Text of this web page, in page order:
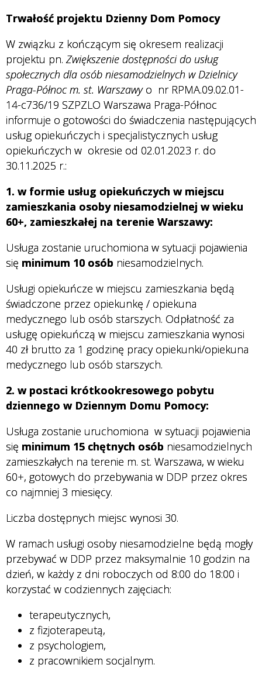
Trwałość projektu Dzienny Dom Pomocy
W związku z kończącym się okresem realizacji
projektu pn. Zwiększenie dostępności do usług
społecznych dla osób niesamodzielnych w Dzielnicy
Praga-Północ m. st. Warszawyo nr RPMA.09.02.01-
14-c736/19 SZPZLO Warszawa Praga-Północ
informuje o gotowości do świadczenia następujących
usług opiekuńczych i specjalistycznych usług
opiekuńczych w okresie od 02.01.2023 r. do
30.11.2025 r.:
1. w formie usług opiekuńczych w miejscu
zamieszkania osoby niesamodzielnej w wieku
60+, zamieszkałej na terenie Warszawy:
Usługa zostanie uruchomiona w sytuacji pojawienia
się minimum 10 osób niesamodzielnych.
Usługi opiekuńcze w miejscu zamieszkania będą
świadczone przez opiekunkę / opiekuna
medycznego lub osób starszych. Odpłatność za
usługę opiekuńczą w miejscu zamieszkania wynosi
40 zł brutto za 1 godzinę pracy opiekunki/opiekuna
medycznego lub osób starszych.
2. w postaci krótkookresowego pobytu
dziennego w Dziennym Domu Pomocy:
Usługa zostanie uruchomiona w sytuacji pojawienia
się minimum 15 chętnych osób niesamodzielnych
zamieszkałych na terenie m. st. Warszawa, w wieku
60+, gotowych do przebywania w DDP przez okres
co najmniej 3 miesięcy.
Liczba dostępnych miejsc wynosi 30.
W ramach usługi osoby niesamodzielne będą mogły
przebywać w DDP przez maksymalnie 10 godzin na
dzień, w każdy z dni roboczych od 8:00 do 18:00 i
korzystać w codziennych zajęciach:
terapeutycznych,
z fizjoterapeutą,
z psychologiem,
z pracownikiem socjalnym.